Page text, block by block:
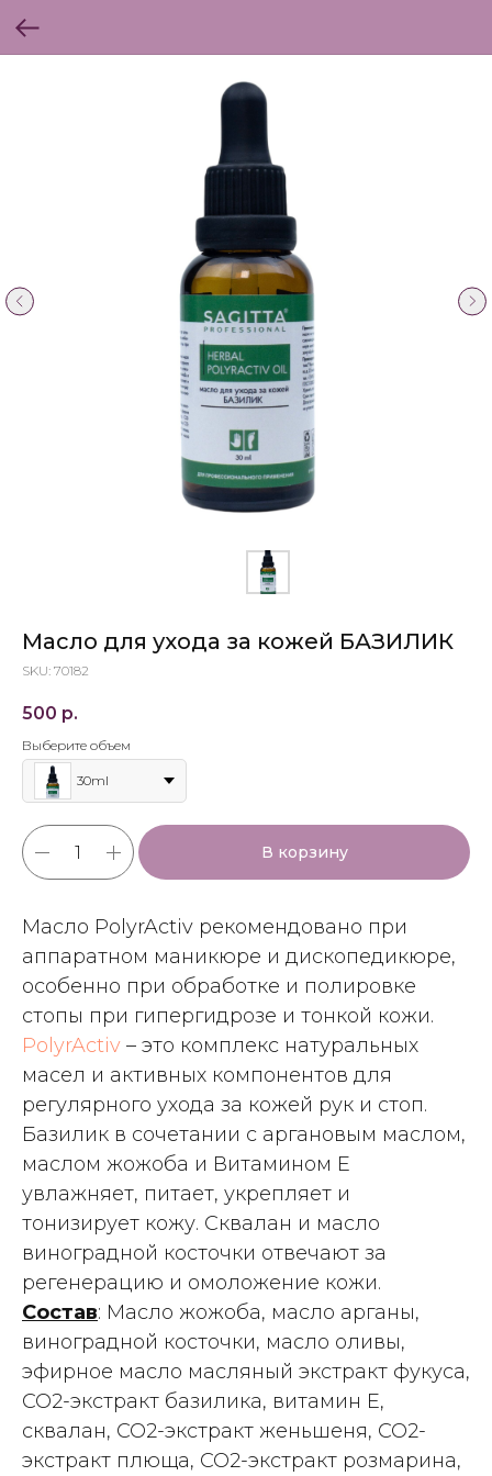
Масло для ухода за кожей БАЗИЛИК
SKU: 70182
500 р.
Выберите объем
30ml
В корзину
Масло PolyrActiv рекомендовано при
аппаратном маникюре и дископедикюре,
особенно при обработке и полировке
стопы при гипергидрозе и тонкой кожи.
PolyrActiv – это комплекс натуральных
масел и активных компонентов для
регулярного ухода за кожей рук и стоп.
Базилик в сочетании с аргановым маслом,
маслом жожоба и Витамином Е
увлажняет, питает, укрепляет и
тонизирует кожу. Сквалан и масло
виноградной косточки отвечают за
регенерацию и омоложение кожи.
Состав: Масло жожоба, масло арганы,
виноградной косточки, масло оливы,
эфирное масло масляный экстракт фукуса,
СО2-экстракт базилика, витамин Е,
сквалан, СО2-экстракт женьшеня, СО2-
экстракт плюща, СО2-экстракт розмарина,